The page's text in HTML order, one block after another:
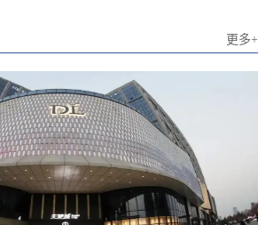
更多+